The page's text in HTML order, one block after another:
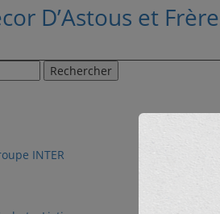
D’Astous et
INTER